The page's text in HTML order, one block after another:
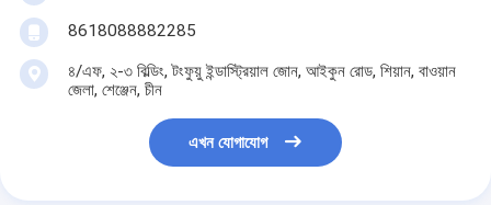
8618088882285
৪/এফ, ২-৩ বিল্ডিং, টংফুয়ু ইন্ডাস্ট্রিয়াল জোন, আইকুন রোড, শিয়ান, বাওয়ান
জেলা, শেঞ্জেন, চীন
এখন যোগাযোগ